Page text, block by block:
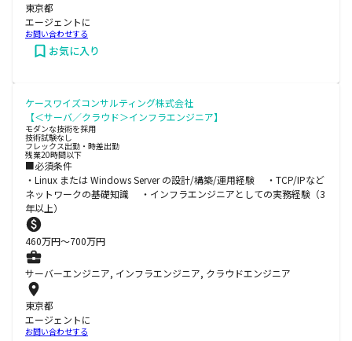
東京都
エージェントに
お問い合わせする
お気に入り
ケースワイズコンサルティング株式会社
【＜サーバ／クラウド＞インフラエンジニア】
モダンな技術を採用
技術試験なし
フレックス出勤・時差出勤
残業20時間以下
■必須条件
・Linux または Windows Server の設計/構築/運用経験 ・TCP/IPなど
ネットワークの基礎知識 ・インフラエンジニアとしての実務経験（3
年以上）
460万円〜700万円
サーバーエンジニア, インフラエンジニア, クラウドエンジニア
東京都
エージェントに
お問い合わせする